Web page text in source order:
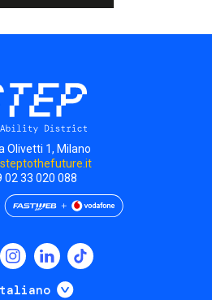
Olivetti 1, Milano
02 33 020 088
Mostra ulteriori